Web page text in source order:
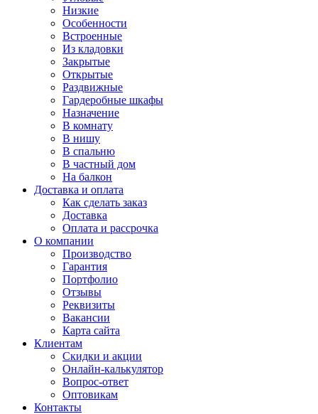
Низкие
Особенности
Встроенные
Из кладовки
Закрытые
Открытые
Раздвижные
Гардеробные шкафы
Назначение
В комнату
В нишу
В спальню
В частный дом
На балкон
Доставка и оплата
Как сделать заказ
Доставка
Оплата и рассрочка
О компании
Производство
Гарантия
Портфолио
Отзывы
Реквизиты
Вакансии
Карта сайта
Клиентам
Скидки и акции
Онлайн-калькулятор
Вопрос-ответ
Оптовикам
Контакты